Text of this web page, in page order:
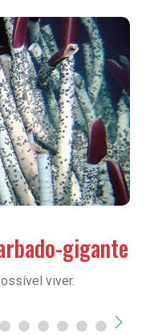
gigante
viver.